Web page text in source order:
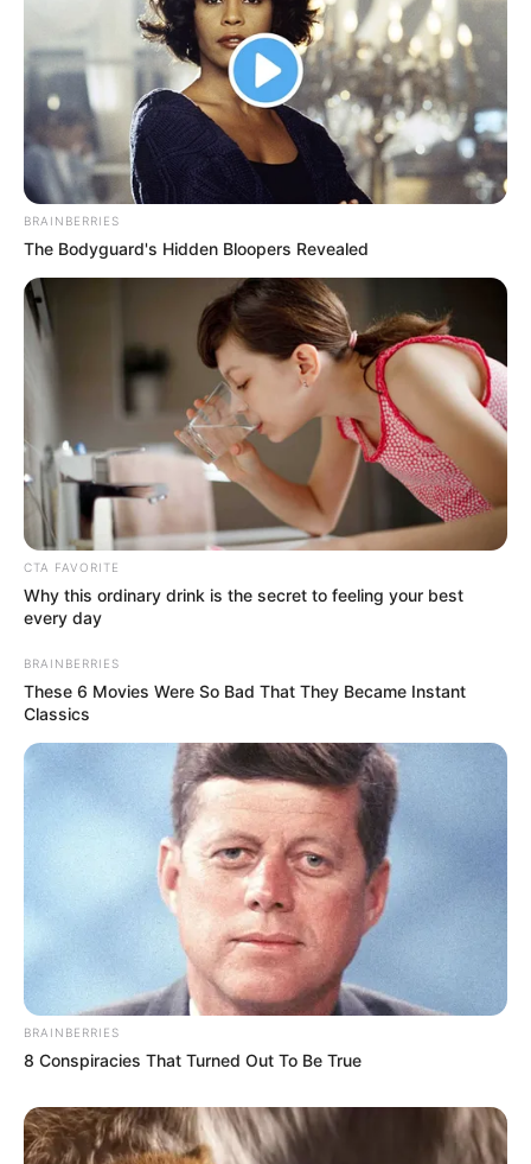
BRAINBERRIES
The Bodyguard's Hidden Bloopers Revealed
CTA FAVORITE
Why this ordinary drink is the secret to feeling your best
every day
BRAINBERRIES
These 6 Movies Were So Bad That They Became Instant
Classics
BRAINBERRIES
8 Conspiracies That Turned Out To Be True